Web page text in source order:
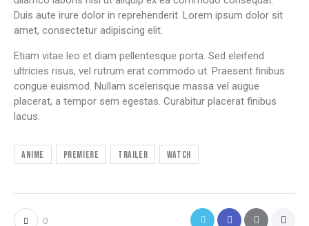
Duis aute irure dolor in reprehenderit. Lorem ipsum dolor sit
amet, consectetur adipiscing elit.
Etiam vitae leo et diam pellentesque porta. Sed eleifend
ultricies risus, vel rutrum erat commodo ut. Praesent finibus
congue euismod. Nullam scelerisque massa vel augue
placerat, a tempor sem egestas. Curabitur placerat finibus
lacus.
Anime Premiere Trailer Watch
0